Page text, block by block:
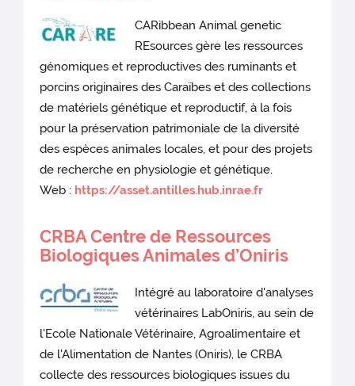
CARibbean Animal genetic
REsources gère les ressources
génomiques et reproductives des ruminants et
porcins originaires des Caraïbes et des collections
de matériels génétique et reproductif, à la fois
pour la préservation patrimoniale de la diversité
des espèces animales locales, et pour des projets
de recherche en physiologie et génétique.
Web : https://asset.antilles.hub.inrae.fr
CRBA Centre de Ressources
Biologiques Animales d’Oniris
Intégré au laboratoire d'analyses
vétérinaires LabOniris, au sein de
l'Ecole Nationale Vétérinaire, Agroalimentaire et
de l'Alimentation de Nantes (Oniris), le CRBA
collecte des ressources biologiques issues du